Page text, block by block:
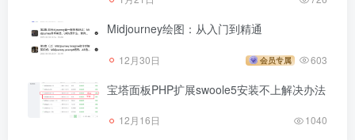
Midjourney绘图：从入门到精通
12月30日 会员专属 603
宝塔面板PHP扩展swoole5安装不上解决办法
12月16日 1040